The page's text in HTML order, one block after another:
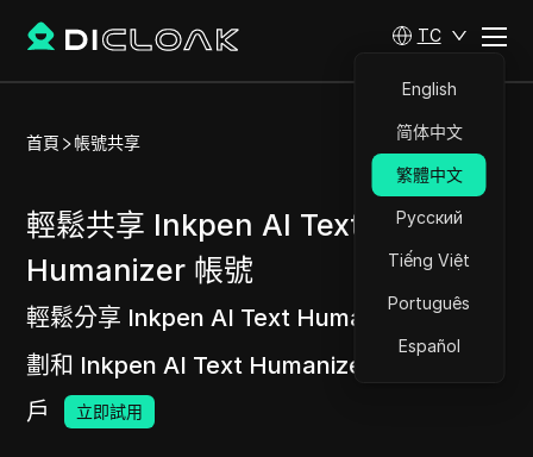
TC
English
简体中文
繁體中文
Русский
Tiếng Việt
Português
Español
首頁 帳號共享
輕鬆共享 Inkpen AI Text
Humanizer 帳號
輕鬆分享 Inkpen AI Text Humanizer 基本計
劃和 Inkpen AI Text Humanizer 專業計劃帳
戶
立即試用